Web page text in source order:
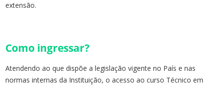
extensão.
Como ingressar?
Atendendo ao que dispõe a legislação vigente no País e nas
normas internas da Instituição, o acesso ao curso Técnico em